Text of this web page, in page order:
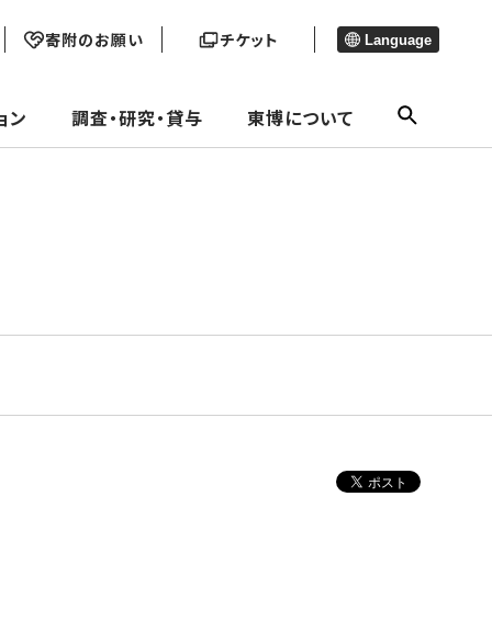
寄附のお願い チケット Language
ン 調査・研究・貸与 東博について